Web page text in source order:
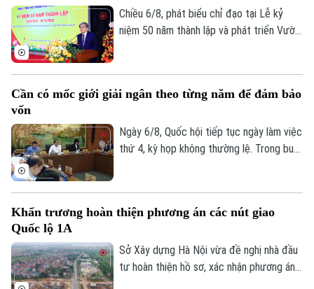
Theo dõi Hà Nội On
môi trường các sông nội đô như Tô Lịch,
Nhuệ và Đáy, đồng thời nâng cao khả năng
Chiều 6/8, phát biểu chỉ đạo tại Lễ kỷ
niệm 50 năm thành lập và phát triển Vườn
xây dựng, mà còn mở ra chặng đường mới
không gian sinh thái, giáo dục và văn hóa
giàu bản sắc của Thủ đô.
Cần có mốc giới giải ngân theo từng năm để đảm bảo
vốn
Ngày 6/8, Quốc hội tiếp tục ngày làm việc
thứ 4, kỳ họp không thường lệ. Trong buổi
5 - Vùng Thủ đô sơ bộ khoảng 288.268 tỷ
giới giải ngân theo từng năm, để đảm bảo
nguồn vốn cho dự án.
Khẩn trương hoàn thiện phương án các nút giao
Quốc lộ 1A
Sở Xây dựng Hà Nội vừa đề nghị nhà đầu
tư hoàn thiện hồ sơ, xác nhận phương án